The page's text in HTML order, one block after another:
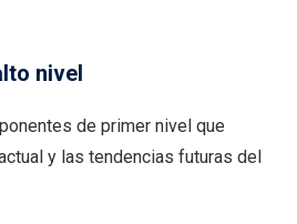
nivel
de primer nivel que
y las tendencias futuras del